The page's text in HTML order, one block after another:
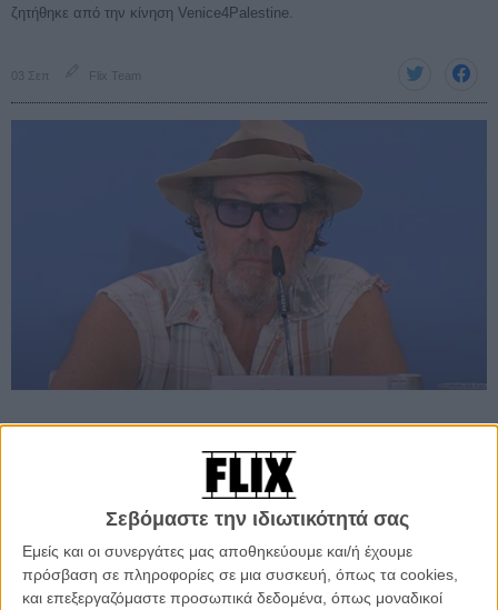
Σεβόμαστε την ιδιωτικότητά σας
Εμείς και οι συνεργάτες μας αποθηκεύουμε και/ή έχουμε
πρόσβαση σε πληροφορίες σε μια συσκευή, όπως τα cookies,
και επεξεργαζόμαστε προσωπικά δεδομένα, όπως μοναδικοί
ζητήθηκε από την κίνηση Venice4Palestine.
03 Σεπ Flix Team
Προσθέστε το Flix στις προτιμήσεις σας στο
Google
«Δεν υπάρχει λόγος να μποϋκοτάρουμε τους καλλιτέχνες. Επέλεξα
αυτούς τους ηθοποιούς για τις ικανότητές τους τους ως ηθοποιοί.»